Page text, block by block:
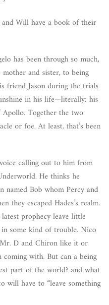
Will have a book of their
has been through so much,
and sister, to being
friend Jason during the trials
in his life—literally: his
Together the two
or foe. At least, that’s been
calling out to him from
He thinks he
Bob whom Percy and
they escaped Hades’s realm.
latest prophecy leave little
some kind of trouble. Nico
D and Chiron like it or
with. But can a being
part of the world? and what
will have to “leave something